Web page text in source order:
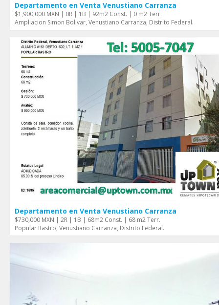
Departamento en Venta Venustiano Carranza
$1,900,000 MXN | 0R | 1B | 92m2 Const. | 0 m2 Terr.
Ampliacion Simon Boli­var, Venustiano Carranza, Distrito Federal.
Departamento en Venta Venustiano Carranza
$730,000 MXN | 2R | 1B | 68m2 Const. | 68 m2 Terr.
Popular Rastro, Venustiano Carranza, Distrito Federal.